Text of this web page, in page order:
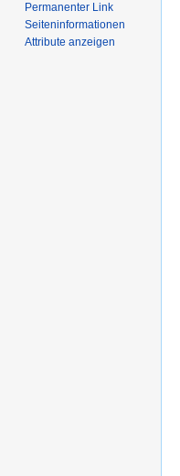
Permanenter Link
Seiten­­informationen
Attribute anzeigen